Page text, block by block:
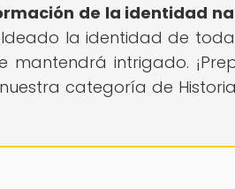
de la identidad
la identidad de
mantendrá intrigado.
categoría de